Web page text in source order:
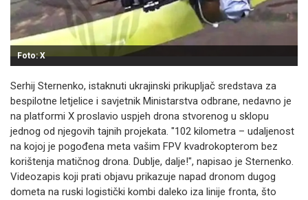
Foto: X
Serhij Sternenko, istaknuti ukrajinski prikupljač sredstava za
bespilotne letjelice i savjetnik Ministarstva odbrane, nedavno je
na platformi X proslavio uspjeh drona stvorenog u sklopu
jednog od njegovih tajnih projekata. "102 kilometra – udaljenost
na kojoj je pogođena meta vašim FPV kvadrokopterom bez
korištenja matičnog drona. Dublje, dalje!", napisao je Sternenko.
Videozapis koji prati objavu prikazuje napad dronom dugog
dometa na ruski logistički kombi daleko iza linije fronta, što